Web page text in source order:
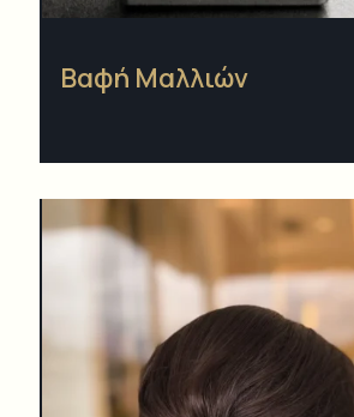
Βαφή Μαλλιών